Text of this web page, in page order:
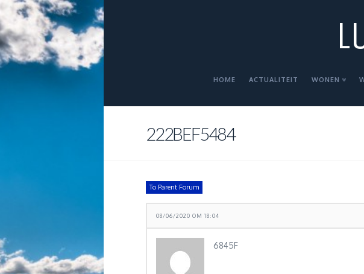
HOME ACTUALITEIT WONEN
222BEF5484
To Parent Forum
08/06/2020 OM 18:04
6845F